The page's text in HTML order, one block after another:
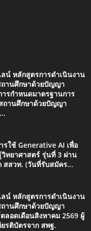
น์ หลักสูตรการดำเนินงาน
านศึกษาด้วยปัญญา
รกำหนดมาตรฐานการ
ถานศึกษาด้วยปัญญา
ใช้ Generative AI เพื่อ
วิทยาศาสตร์ รุ่นที่ 3 ผ่าน
สสวท. (วันที่รับสมัคร...
น์ หลักสูตรการดำเนินงาน
านศึกษาด้วยปัญญา
ลอดเดือนสิงหาคม 2569 ผู้
รติบัตรจาก สพฐ.